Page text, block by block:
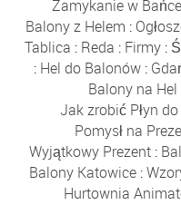
Zamykanie w Bańce
Balony z Helem :
Tablica : Reda : Firmy:
: Hel do Balonów:
Balony na Hel
Jak zrobić Płyn
Pomysł na
Wyjątkowy Prezent:
Balony Katowice:
Hurtownia